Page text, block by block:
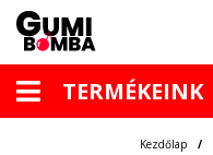
TERMÉKEINK
Kezdőlap